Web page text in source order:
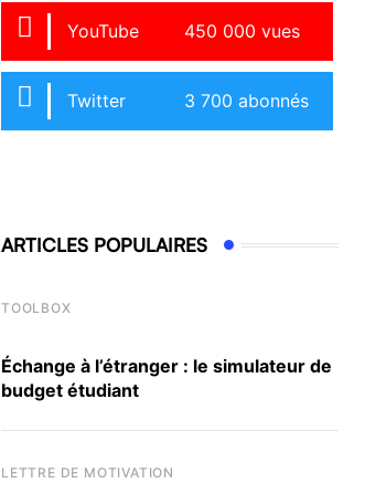
YouTube 450 000 vues
Twitter 3 700 abonnés
ARTICLES POPULAIRES
TOOLBOX
Échange à l’étranger : le simulateur de
budget étudiant
LETTRE DE MOTIVATION